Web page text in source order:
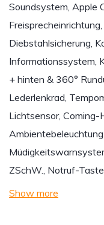
Soundsystem, Apple
Diebstahlsicherung,
Informationssystem,
+ hinten & 360°
Lederlenkrad,
Lichtsensor, Coming-
ZSchW., Notruf-
Show more